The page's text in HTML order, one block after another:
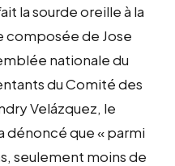
la sourde oreille à la
de Jose
nationale du
du Comité des
Velázquez, le
que « parmi
seulement moins de